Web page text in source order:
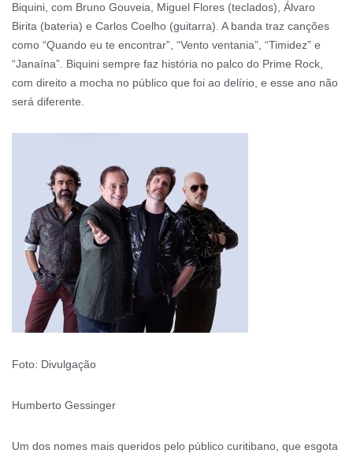
Biquini, com Bruno Gouveia, Miguel Flores (teclados), Álvaro
Birita (bateria) e Carlos Coelho (guitarra). A banda traz canções
como “Quando eu te encontrar”, “Vento ventania”, “Timidez” e
“Janaína”. Biquini sempre faz história no palco do Prime Rock,
com direito a mocha no público que foi ao delírio, e esse ano não
será diferente.
Foto: Divulgação
Humberto Gessinger
Um dos nomes mais queridos pelo público curitibano, que esgota